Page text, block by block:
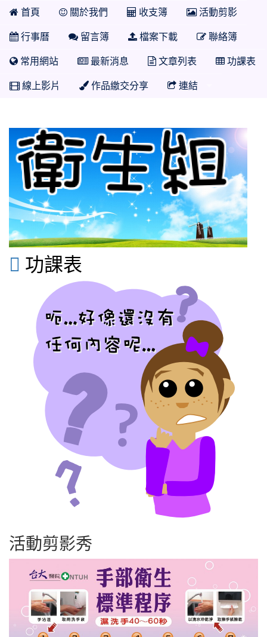
首頁 關於我們 收支簿 活動剪影
行事曆 留言簿 檔案下載 聯絡簿
常用網站 最新消息 文章列表 功課表
線上影片 作品繳交分享 連結
 功課表
活動剪影秀